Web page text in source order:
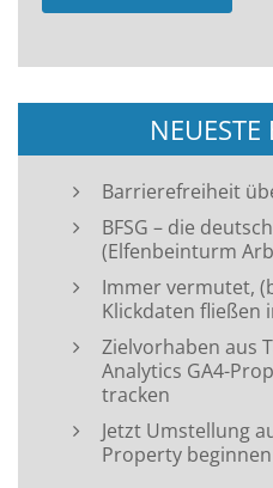
NEUESTE
Barrierefreiheit
BFSG – die
(Elfenbeinturm
Immer vermutet,
Klickdaten fließen
Zielvorhaben aus
Analytics GA4-
tracken
Jetzt Umstellung
Property beginnen